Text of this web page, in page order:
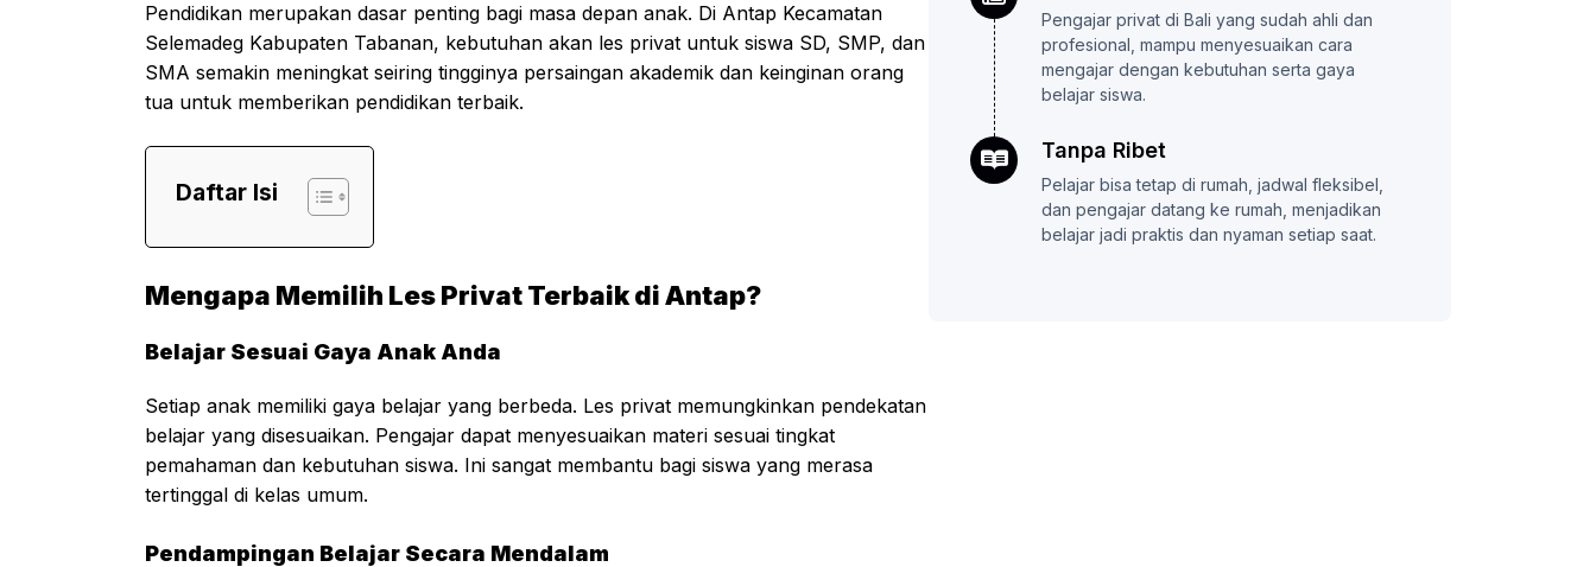
Pendidikan merupakan dasar penting bagi masa depan anak. Di Antap Kecamatan
Selemadeg Kabupaten Tabanan, kebutuhan akan les privat untuk siswa SD, SMP, dan
SMA semakin meningkat seiring tingginya persaingan akademik dan keinginan orang
tua untuk memberikan pendidikan terbaik.
Daftar Isi
Mengapa Memilih Les Privat Terbaik di Antap?
Belajar Sesuai Gaya Anak Anda
Setiap anak memiliki gaya belajar yang berbeda. Les privat memungkinkan pendekatan
belajar yang disesuaikan. Pengajar dapat menyesuaikan materi sesuai tingkat
pemahaman dan kebutuhan siswa. Ini sangat membantu bagi siswa yang merasa
tertinggal di kelas umum.
Pendampingan Belajar Secara Mendalam
Pengajar privat di Bali yang sudah ahli dan
profesional, mampu menyesuaikan cara
mengajar dengan kebutuhan serta gaya
belajar siswa.
Tanpa Ribet
Pelajar bisa tetap di rumah, jadwal fleksibel,
dan pengajar datang ke rumah, menjadikan
belajar jadi praktis dan nyaman setiap saat.